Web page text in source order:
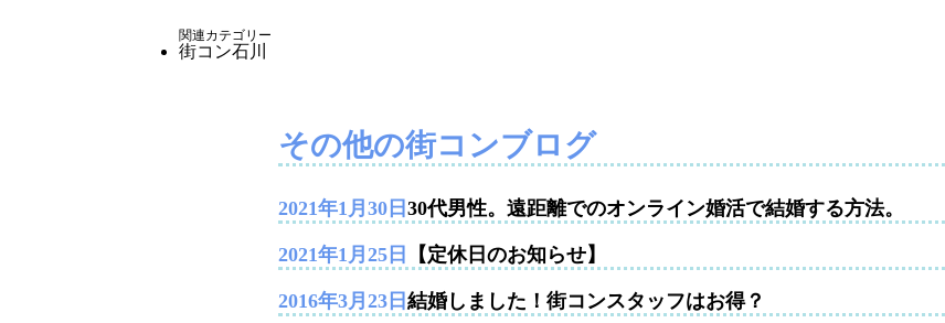
関連カテゴリー
街コン石川
その他の街コンブログ
2021年1月30日 30代男性。遠距離でのオンライン婚活で結婚する方法。
2021年1月25日 【定休日のお知らせ】
2016年3月23日 結婚しました！街コンスタッフはお得？